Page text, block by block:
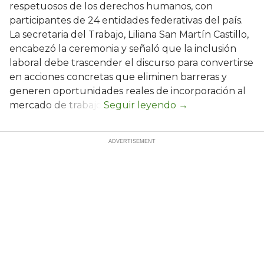
respetuosos de los derechos humanos, con
participantes de 24 entidades federativas del país.
La secretaria del Trabajo, Liliana San Martín Castillo,
encabezó la ceremonia y señaló que la inclusión
laboral debe trascender el discurso para convertirse
en acciones concretas que eliminen barreras y
generen oportunidades reales de incorporación al
mercado de trabajo.